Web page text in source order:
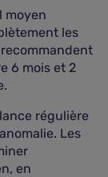
moyen
les
6 mois et 2
régulière
Les
en